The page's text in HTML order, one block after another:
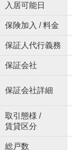
入居可能日
保険加入 / 料金
保証人代行義務
保証会社
保証会社詳細
取引態様 /
賃貸区分
総戸数